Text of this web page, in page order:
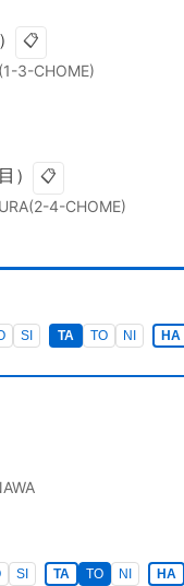
📋
3-CHOME)
） 📋
4-CHOME)
SI TA TO NI HA
SI TA TO NI HA